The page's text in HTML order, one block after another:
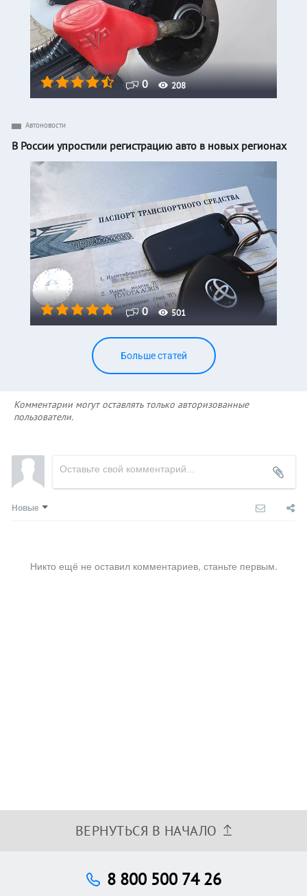
0 208
0 501
Автоновости
В России упростили регистрацию авто в новых регионах
Больше статей
Комментарии могут оставлять только авторизованные
пользователи.
Новые
Никто ещё не оставил комментариев, станьте первым.
ВЕРНУТЬСЯ В НАЧАЛО
8 800 500 74 26